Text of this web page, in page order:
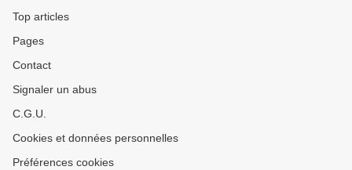
Top articles
Pages
Contact
Signaler un abus
C.G.U.
Cookies et données personnelles
Préférences cookies